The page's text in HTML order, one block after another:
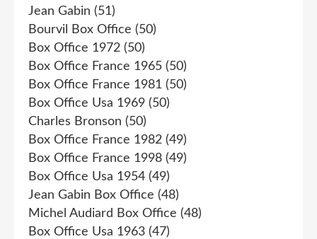
Jean Gabin (51)
Bourvil Box Office (50)
Box Office 1972 (50)
Box Office France 1965 (50)
Box Office France 1981 (50)
Box Office Usa 1969 (50)
Charles Bronson (50)
Box Office France 1982 (49)
Box Office France 1998 (49)
Box Office Usa 1954 (49)
Jean Gabin Box Office (48)
Michel Audiard Box Office (48)
Box Office Usa 1963 (47)